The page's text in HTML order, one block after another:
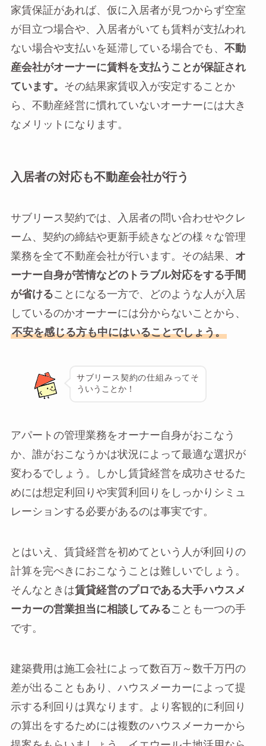
家賃保証があれば、仮に入居者が見つからず空室
が目立つ場合や、入居者がいても賃料が支払われ
ない場合や支払いを延滞している場合でも、 不動
産会社がオーナーに賃料を支払うことが保証され
ています。 その結果家賃収入が安定することか
ら、不動産経営に慣れていないオーナーには大き
なメリットになります。
入居者の対応も不動産会社が行う
サブリース契約では、入居者の問い合わせやクレ
ーム、契約の締結や更新手続きなどの様々な管理
業務を全て不動産会社が行います。その結果、 オ
ーナー自身が苦情などのトラブル対応をする手間
が省けることになる一方で、どのような人が入居
しているのかオーナーには分からないことから、
不安を感じる方も中にはいることでしょう。
サブリース契約の仕組みってそ
ういうことか！
アパートの管理業務をオーナー自身がおこなう
か、誰がおこなうかは状況によって最適な選択が
変わるでしょう。しかし賃貸経営を成功させるた
めには想定利回りや実質利回りをしっかりシミュ
レーションする必要があるのは事実です。
とはいえ、賃貸経営を初めてという人が利回りの
計算を完ぺきにおこなうことは難しいでしょう。
そんなときは賃貸経営のプロである大手ハウスメ
ーカーの営業担当に相談してみることも一つの手
です。
建築費用は施工会社によって数百万～数千万円の
差が出ることもあり、ハウスメーカーによって提
示する利回りは異なります。より客観的に利回り
の算出をするためには複数のハウスメーカーから